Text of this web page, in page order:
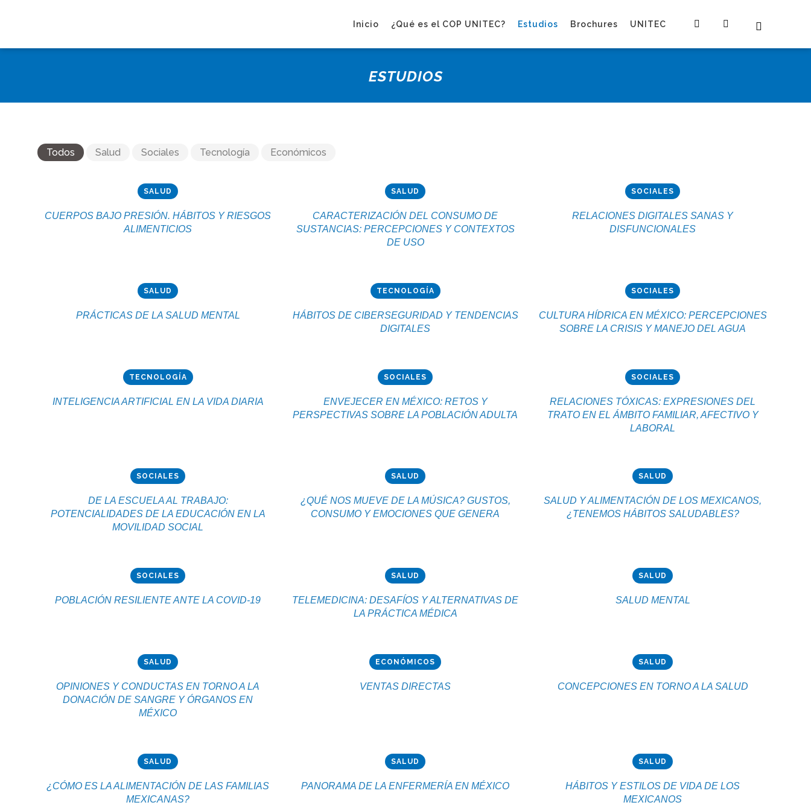
Inicio ¿Qué es el COP UNITEC? Estudios Brochures UNITEC
ESTUDIOS
Todos Salud Sociales Tecnología Económicos
SALUD
CUERPOS BAJO PRESIÓN. HÁBITOS Y RIESGOS
ALIMENTICIOS
SALUD
CARACTERIZACIÓN DEL CONSUMO DE
SUSTANCIAS: PERCEPCIONES Y CONTEXTOS
DE USO
SOCIALES
RELACIONES DIGITALES SANAS Y
DISFUNCIONALES
SALUD
PRÁCTICAS DE LA SALUD MENTAL
TECNOLOGÍA
HÁBITOS DE CIBERSEGURIDAD Y TENDENCIAS
DIGITALES
SOCIALES
CULTURA HÍDRICA EN MÉXICO: PERCEPCIONES
SOBRE LA CRISIS Y MANEJO DEL AGUA
TECNOLOGÍA
INTELIGENCIA ARTIFICIAL EN LA VIDA DIARIA
SOCIALES
ENVEJECER EN MÉXICO: RETOS Y
PERSPECTIVAS SOBRE LA POBLACIÓN ADULTA
SOCIALES
RELACIONES TÓXICAS: EXPRESIONES DEL
TRATO EN EL ÁMBITO FAMILIAR, AFECTIVO Y
LABORAL
SOCIALES
DE LA ESCUELA AL TRABAJO:
POTENCIALIDADES DE LA EDUCACIÓN EN LA
MOVILIDAD SOCIAL
SALUD
¿QUÉ NOS MUEVE DE LA MÚSICA? GUSTOS,
CONSUMO Y EMOCIONES QUE GENERA
SALUD
SALUD Y ALIMENTACIÓN DE LOS MEXICANOS,
¿TENEMOS HÁBITOS SALUDABLES?
SOCIALES
POBLACIÓN RESILIENTE ANTE LA COVID-19
SALUD
TELEMEDICINA: DESAFÍOS Y ALTERNATIVAS DE
LA PRÁCTICA MÉDICA
SALUD
SALUD MENTAL
SALUD
OPINIONES Y CONDUCTAS EN TORNO A LA
DONACIÓN DE SANGRE Y ÓRGANOS EN
MÉXICO
ECONÓMICOS
VENTAS DIRECTAS
SALUD
CONCEPCIONES EN TORNO A LA SALUD
SALUD
¿CÓMO ES LA ALIMENTACIÓN DE LAS FAMILIAS
MEXICANAS?
SALUD
PANORAMA DE LA ENFERMERÍA EN MÉXICO
SALUD
HÁBITOS Y ESTILOS DE VIDA DE LOS
MEXICANOS